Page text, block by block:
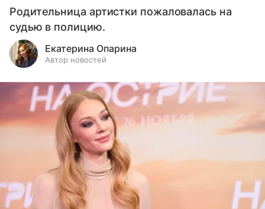
Родительница артистки пожаловалась на
судью в полицию.
Екатерина Опарина
Автор новостей